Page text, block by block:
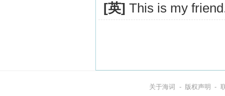
[英] This is my
关于海词 - 版权声明 -